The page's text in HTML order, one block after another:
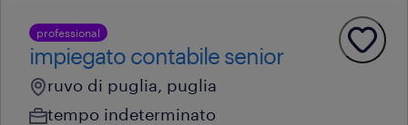
professional
impiegato contabile senior
ruvo di puglia, puglia
tempo indeterminato